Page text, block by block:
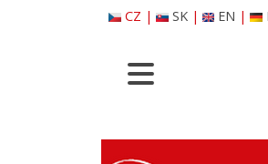
CZ | SK| EN |